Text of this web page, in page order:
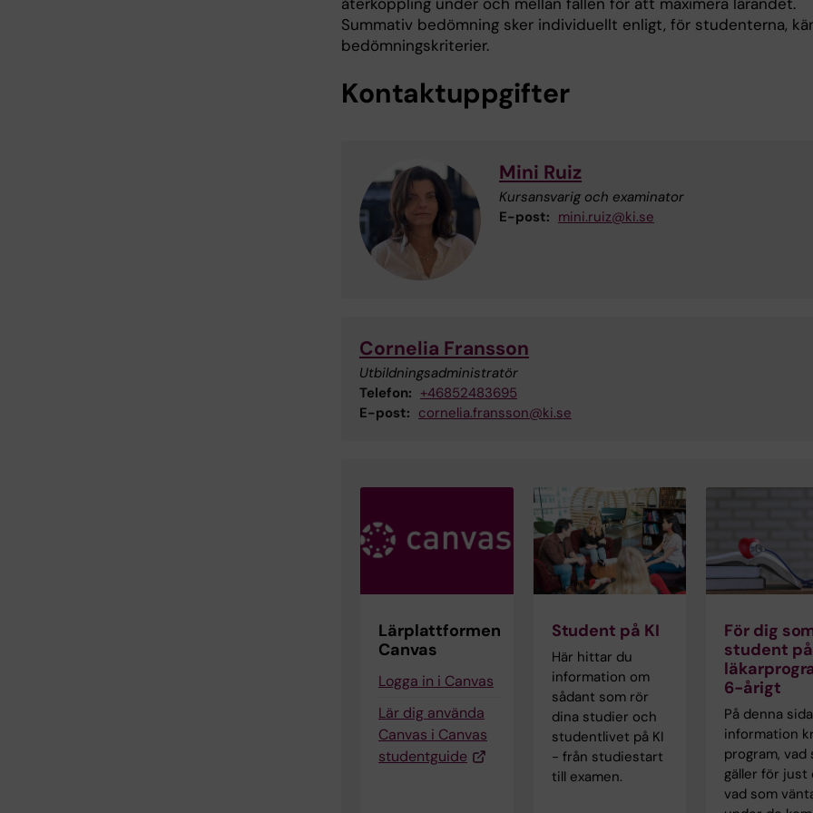
Summativ bedömning sker individuellt enligt, för studenterna,
bedömningskriterier.
Kontaktuppgifter
Mini Ruiz
Kursansvarig och examinator
E-post: mini.ruiz@ki.se
Cornelia Fransson
Utbildningsadministratör
Telefon: +46852483695
E-post: cornelia.fransson@ki.se
Lärplattformen
Canvas
Logga in i Canvas
Lär dig använda
Canvas i Canvas
studentguide
Student på KI
Här hittar du
information om
sådant som rör
dina studier och
studentlivet på KI
- från studiestart
till examen.
För dig
student på
6-årigt
På denna
information
program, vad
gäller för just
vad som